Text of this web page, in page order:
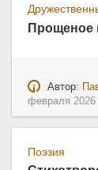
Прощеное
Автор:
февраля 2026
Поэзия